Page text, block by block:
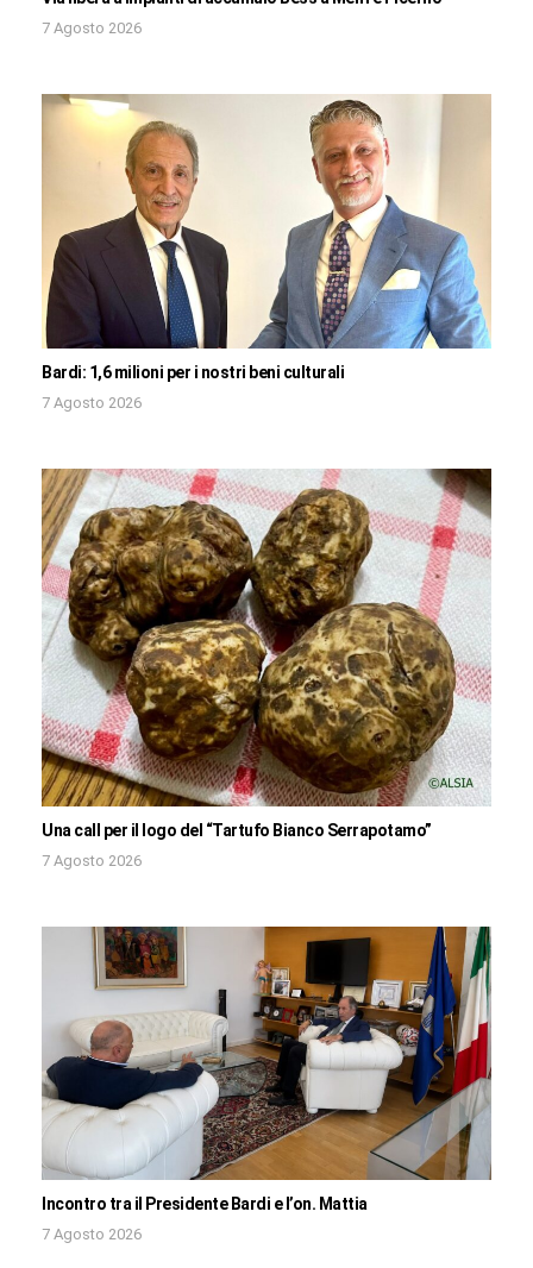
7 Agosto 2026
Bardi: 1,6 milioni per i nostri beni culturali
7 Agosto 2026
Una call per il logo del “Tartufo Bianco Serrapotamo”
7 Agosto 2026
Incontro tra il Presidente Bardi e l’on. Mattia
7 Agosto 2026